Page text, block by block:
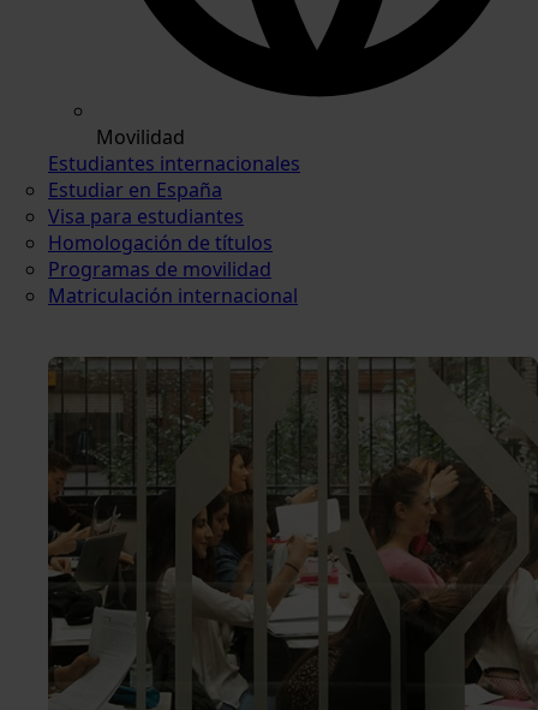
Movilidad
Estudiantes internacionales
Estudiar en España
Visa para estudiantes
Homologación de títulos
Programas de movilidad
Matriculación internacional